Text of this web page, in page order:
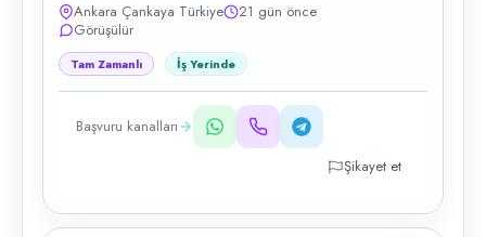
Ankara Çankaya Türkiye
21 gün önce
Görüşülür
Tam Zamanlı İş Yerinde
Başvuru kanalları
Şikayet et